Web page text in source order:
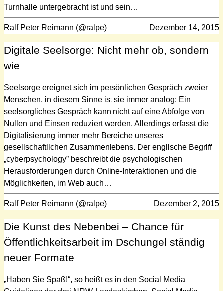
Turnhalle untergebracht ist und sein…
Ralf Peter Reimann (@ralpe) Dezember 14, 2015
Digitale Seelsorge: Nicht mehr ob, sondern
wie
Seelsorge ereignet sich im persönlichen Gespräch zweier
Menschen, in diesem Sinne ist sie immer analog: Ein
seelsorgliches Gespräch kann nicht auf eine Abfolge von
Nullen und Einsen reduziert werden. Allerdings erfasst die
Digitalisierung immer mehr Bereiche unseres
gesellschaftlichen Zusammenlebens. Der englische Begriff
„cyberpsychology” beschreibt die psychologischen
Herausforderungen durch Online-Interaktionen und die
Möglichkeiten, im Web auch…
Ralf Peter Reimann (@ralpe) Dezember 2, 2015
Die Kunst des Nebenbei – Chance für
Öffentlichkeitsarbeit im Dschungel ständig
neuer Formate
„Haben Sie Spaß!“, so heißt es in den Social Media